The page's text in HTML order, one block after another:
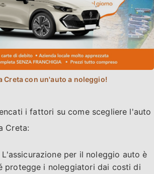
i fattori su come scegliere l'auto
Creta:
L'assicurazione per il noleggio auto è
protegge i noleggiatori dai costi di